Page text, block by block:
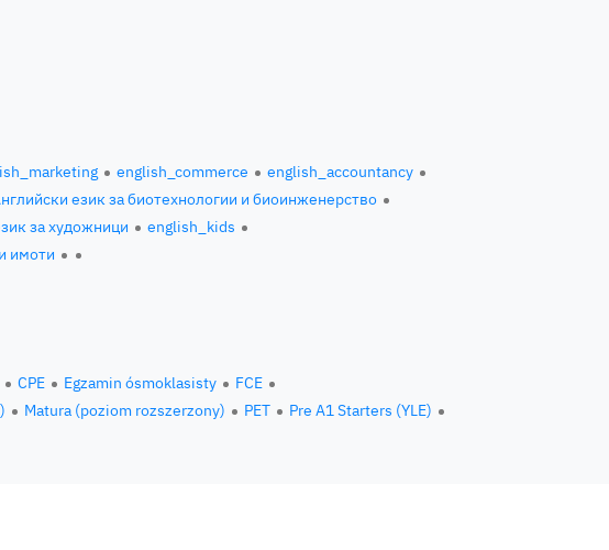
english_commerce
english_accountancy
език за биотехнологии и биоинженерство
за художници
english_kids
имоти
CPE Egzamin ósmoklasisty
FCE
Matura (poziom rozszerzony) PET
Pre A1 Starters (YLE)